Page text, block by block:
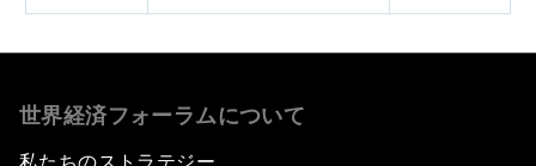
世界経済フォーラムについて
私たちのストラテジー